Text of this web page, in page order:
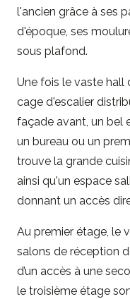
l'ancien grâce à ses
d'époque, ses
sous plafond.
Une fois le vaste hall
cage d'escalier
façade avant, un bel
un bureau ou un
trouve la grande
ainsi qu'un espace
donnant un accès
Au premier étage, le
salons de réception
d’un accès à une
le troisième étage